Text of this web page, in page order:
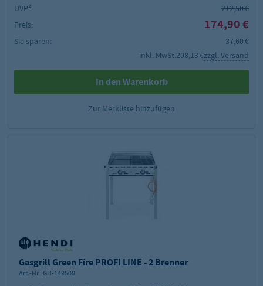
UVP²:
212,50 €
Preis:
174,90 €
Sie sparen:
37,60 €
inkl. MwSt.208,13 €zzgl. Versand
In den Warenkorb
Zur Merkliste hinzufügen
Gasgrill Green Fire PROFI LINE - 2 Brenner
Art.-Nr.: GH-149508